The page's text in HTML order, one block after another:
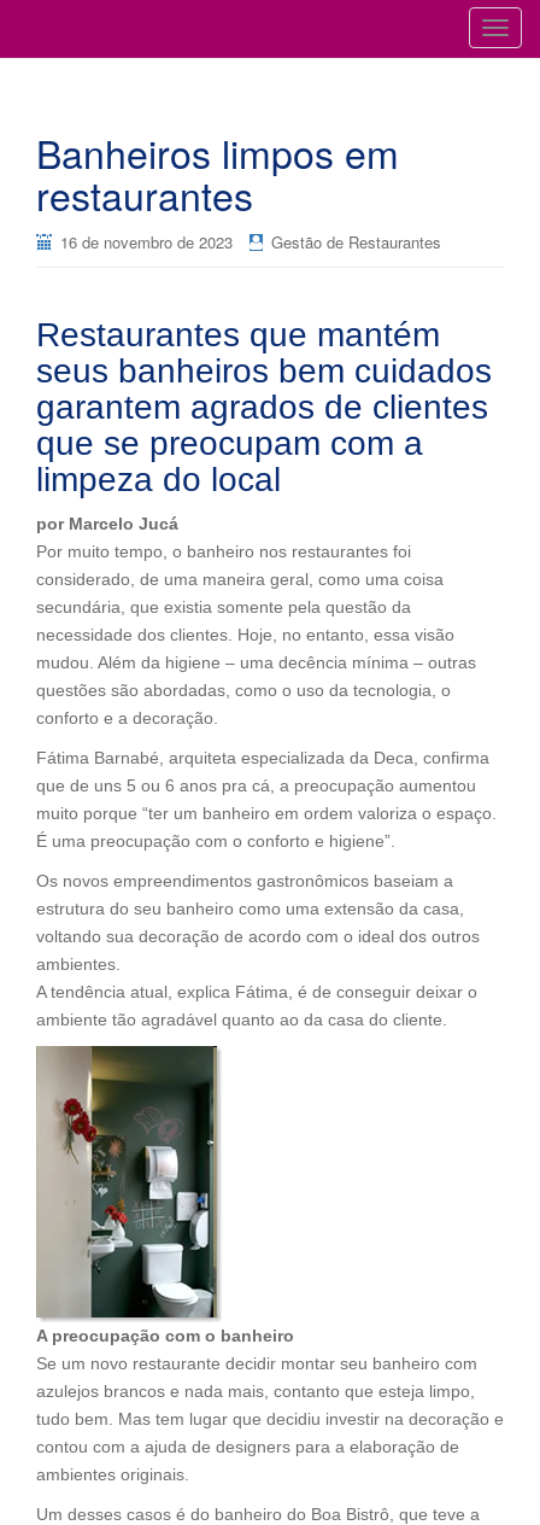
T
o
Banheiros limpos em
restaurantes
16 de novembro de 2023 Gestão de Restaurantes
Restaurantes que mantém
seus banheiros bem cuidados
garantem agrados de clientes
que se preocupam com a
limpeza do local
por Marcelo Jucá
Por muito tempo, o banheiro nos restaurantes foi
considerado, de uma maneira geral, como uma coisa
secundária, que existia somente pela questão da
necessidade dos clientes. Hoje, no entanto, essa visão
mudou. Além da higiene – uma decência mínima – outras
questões são abordadas, como o uso da tecnologia, o
conforto e a decoração.
Fátima Barnabé, arquiteta especializada da Deca, confirma
que de uns 5 ou 6 anos pra cá, a preocupação aumentou
muito porque “ter um banheiro em ordem valoriza o espaço.
É uma preocupação com o conforto e higiene”.
Os novos empreendimentos gastronômicos baseiam a
estrutura do seu banheiro como uma extensão da casa,
voltando sua decoração de acordo com o ideal dos outros
ambientes.
A tendência atual, explica Fátima, é de conseguir deixar o
ambiente tão agradável quanto ao da casa do cliente.
A preocupação com o banheiro
Se um novo restaurante decidir montar seu banheiro com
azulejos brancos e nada mais, contanto que esteja limpo,
tudo bem. Mas tem lugar que decidiu investir na decoração e
contou com a ajuda de designers para a elaboração de
ambientes originais.
Um desses casos é do banheiro do Boa Bistrô, que teve a